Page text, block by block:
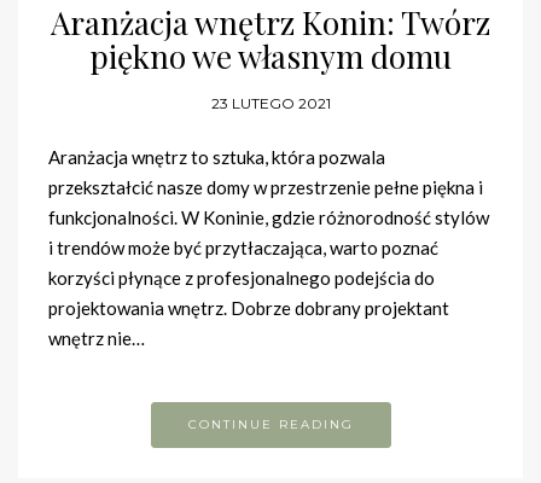
Aranżacja wnętrz Konin: Twórz
piękno we własnym domu
23 LUTEGO 2021
Aranżacja wnętrz to sztuka, która pozwala
przekształcić nasze domy w przestrzenie pełne piękna i
funkcjonalności. W Koninie, gdzie różnorodność stylów
i trendów może być przytłaczająca, warto poznać
korzyści płynące z profesjonalnego podejścia do
projektowania wnętrz. Dobrze dobrany projektant
wnętrz nie…
CONTINUE READING